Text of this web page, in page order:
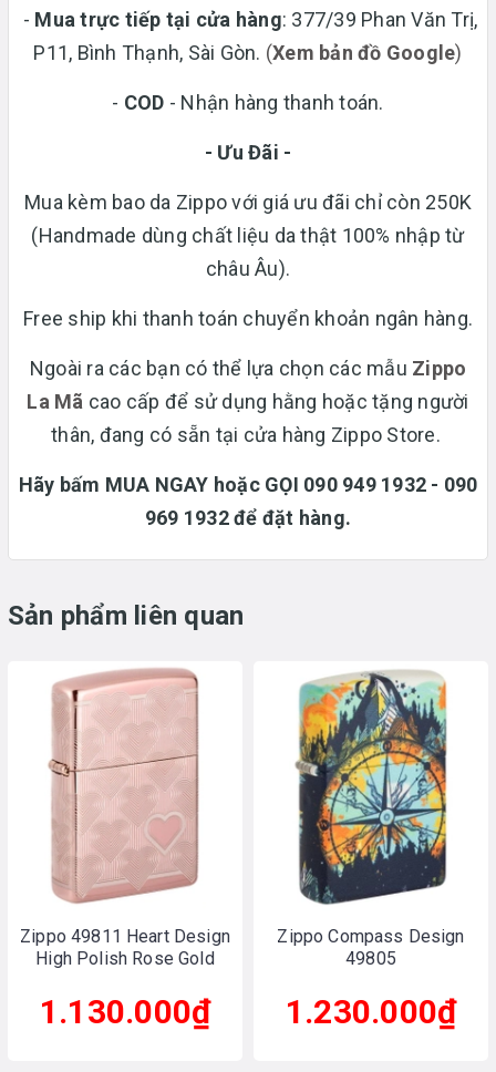
- Mua trực tiếp tại cửa hàng: 377/39 Phan Văn Trị,
P11, Bình Thạnh, Sài Gòn. (Xem bản đồ Google)
- COD - Nhận hàng thanh toán.
- Ưu Đãi -
Mua kèm bao da Zippo với giá ưu đãi chỉ còn 250K
(Handmade dùng chất liệu da thật 100% nhập từ
châu Âu).
Free ship khi thanh toán chuyển khoản ngân hàng.
Ngoài ra các bạn có thể lựa chọn các mẫu Zippo
La Mã cao cấp để sử dụng hằng hoặc tặng người
thân, đang có sẵn tại cửa hàng Zippo Store.
Hãy bấm MUA NGAY hoặc GỌI 090 949 1932 - 090
969 1932 để đặt hàng.
Sản phẩm liên quan
Zippo 49811 Heart Design
High Polish Rose Gold
1.130.000₫
Zippo Compass Design
49805
1.230.000₫